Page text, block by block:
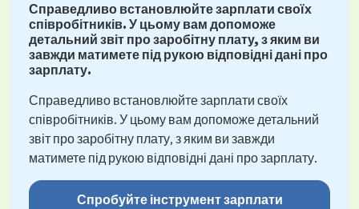
Справедливо встановлюйте зарплати своїх
співробітників. У цьому вам допоможе
детальний звіт про заробітну плату, з яким ви
завжди матимете під рукою відповідні дані про
зарплату.
Справедливо встановлюйте зарплати своїх
співробітників. У цьому вам допоможе детальний
звіт про заробітну плату, з яким ви завжди
матимете під рукою відповідні дані про зарплату.
Спробуйте інструмент зарплати